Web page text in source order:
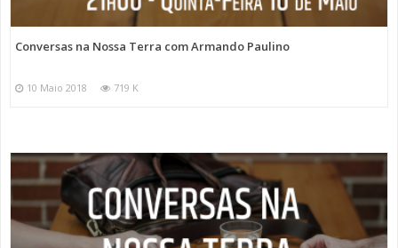
Conversas na Nossa Terra com Armando Paulino
10 Maio 2018 719 K